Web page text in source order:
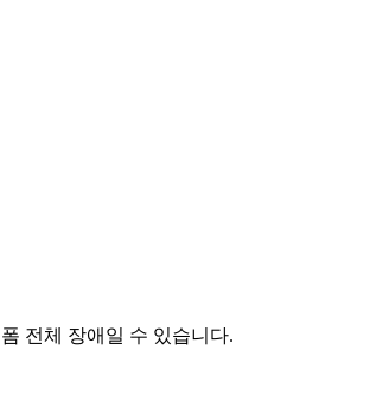
전체 장애일 수 있습니다.